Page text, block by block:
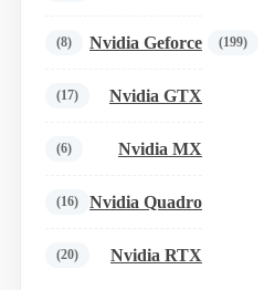
(199)
Nvidia Geforce
(8)
Nvidia GTX
(17)
Nvidia MX
(6)
Nvidia Quadro
(16)
Nvidia RTX
(20)